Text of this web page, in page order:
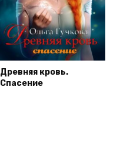
Древняя кровь.
Спасение